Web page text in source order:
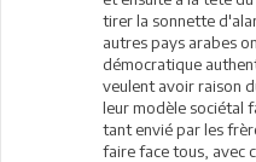
tirer la sonnette
autres pays arabes
démocratique
veulent avoir raison
leur modèle sociétal
tant envié par les
faire face tous, avec